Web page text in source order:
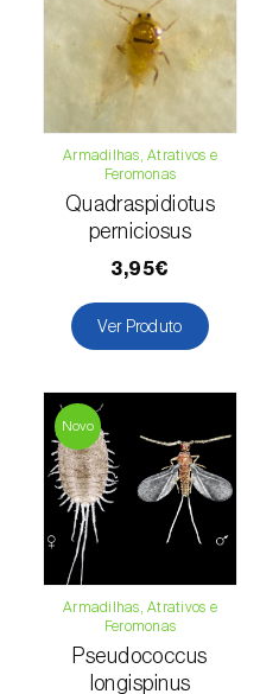
Armadilhas, Atrativos e
Feromonas
Quadraspidiotus
perniciosus
3,95€
Ver Produto
Novo
Armadilhas, Atrativos e
Feromonas
Pseudococcus
longispinus